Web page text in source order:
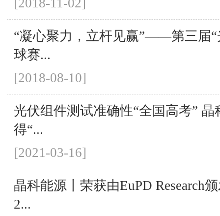
[2018-11-02]
“凝心聚力，立杆见赢”——第三届“
球赛...
[2018-08-10]
光伏组件测试准确性“全国高考” 晶
得“...
[2021-03-16]
晶科能源丨荣获由EuPD Research
2...